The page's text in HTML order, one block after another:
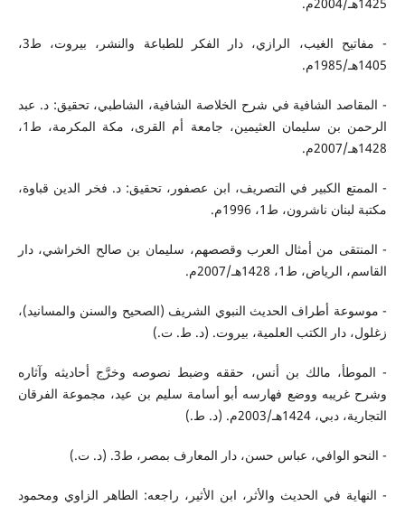
- مفاتيح الغيب، الرازي، دار الفكر للطباعة والنشر، بيروت، ط3،
1405هـ/1985م.
- المقاصد الشافية في شرح الخلاصة الشافية، الشاطبي، تحقيق: د. عبد
الرحمن بن سليمان العثيمين، جامعة أم القرى، مكة المكرمة، ط1،
1428هـ/2007م.
- الممتع الكبير في التصريف، ابن عصفور، تحقيق: د. فخر الدين قباوة،
مكتبة لبنان ناشرون، ط1، 1996م.
- المنتقى من أمثال العرب وقصصهم، سليمان بن صالح الخراشي، دار
القاسم، الرياض، ط1، 1428هـ/2007م.
- موسوعة أطراف الحديث النبوي الشريف (الصحيح والسنن والمسانيد)،
زغلول، دار الكتب العلمية، بيروت. (د. ط. ت.)
- الموطأ، مالك بن أنس، حققه وضبط نصوصه وخرَّج أحاديثه وآثاره
وشرح غريبه ووضع فهارسه أبو أسامة سليم بن عيد، مجموعة الفرقان
التجارية، دبي، 1424هـ/2003م. (د. ط.)
- النحو الوافي، عباس حسن، دار المعارف بمصر، ط3. (د. ت.)
- النهاية في الحديث والأثر، ابن الأثير، راجعه: الطاهر الزاوي ومحمود